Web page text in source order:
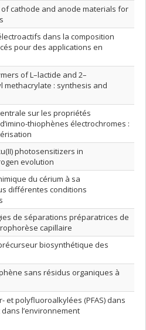
cathode and anode materials for
dans la composition
pour des applications en
of L–lactide and 2–
methacrylate : synthesis and
sur les propriétés
thiophènes électrochromes :
photosensitizers in
evolution
du cérium à sa
différentes conditions
de séparations préparatrices de
capillaire
biosynthétique des
sans résidus organiques à
et polyfluoroalkylées (PFAS) dans
l’environnement